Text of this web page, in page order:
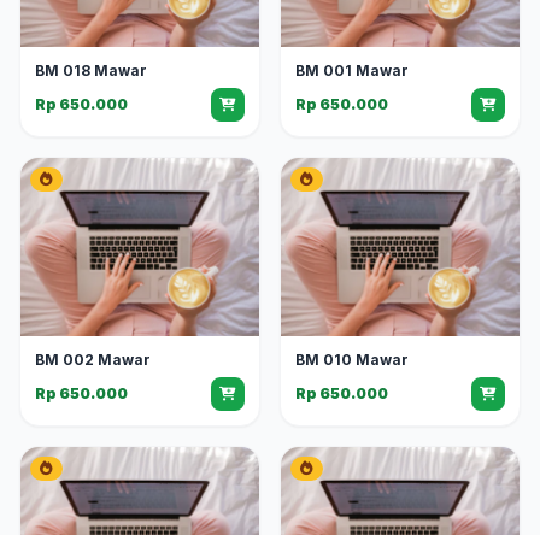
BM 018 Mawar
Rp 650.000
BM 001 Mawar
Rp 650.000
BM 002 Mawar
Rp 650.000
BM 010 Mawar
Rp 650.000